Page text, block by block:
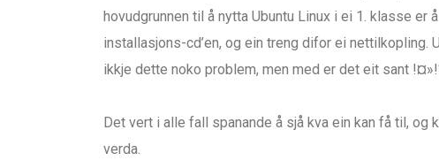
hovudgrunnen til å nytta Ubuntu Linux i ei 1. klasse er
installasjons-cd’en, og ein treng difor ei nettilkopling.
ikkje dette noko problem, men med er det eit sant
Det vert i alle fall spanande å sjå kva ein kan få til, og
verda.